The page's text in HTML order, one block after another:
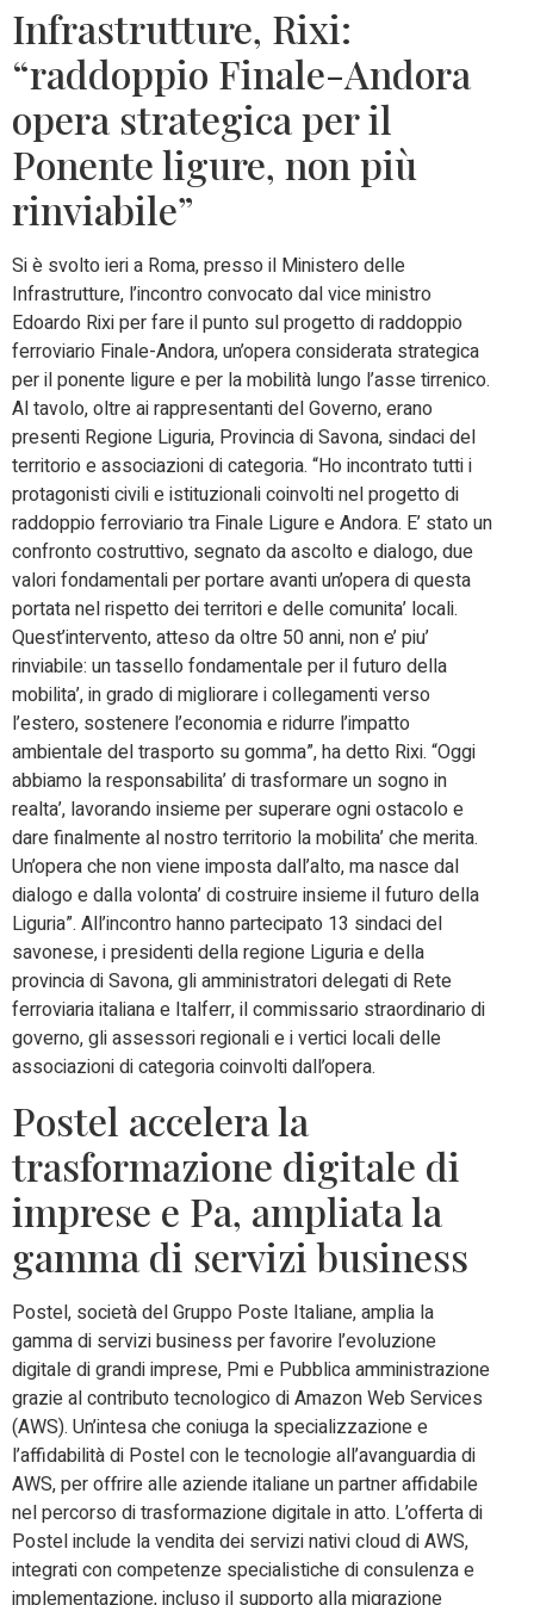
Infrastrutture, Rixi:
“raddoppio Finale-Andora
opera strategica per il
Ponente ligure, non più
rinviabile”
Si è svolto ieri a Roma, presso il Ministero delle
Infrastrutture, l’incontro convocato dal vice ministro
Edoardo Rixi per fare il punto sul progetto di raddoppio
ferroviario Finale-Andora, un’opera considerata strategica
per il ponente ligure e per la mobilità lungo l’asse tirrenico.
Al tavolo, oltre ai rappresentanti del Governo, erano
presenti Regione Liguria, Provincia di Savona, sindaci del
territorio e associazioni di categoria. “Ho incontrato tutti i
protagonisti civili e istituzionali coinvolti nel progetto di
raddoppio ferroviario tra Finale Ligure e Andora. E’ stato un
confronto costruttivo, segnato da ascolto e dialogo, due
valori fondamentali per portare avanti un’opera di questa
portata nel rispetto dei territori e delle comunita’ locali.
Quest’intervento, atteso da oltre 50 anni, non e’ piu’
rinviabile: un tassello fondamentale per il futuro della
mobilita’, in grado di migliorare i collegamenti verso
l’estero, sostenere l’economia e ridurre l’impatto
ambientale del trasporto su gomma”, ha detto Rixi. “Oggi
abbiamo la responsabilita’ di trasformare un sogno in
realta’, lavorando insieme per superare ogni ostacolo e
dare finalmente al nostro territorio la mobilita’ che merita.
Un’opera che non viene imposta dall’alto, ma nasce dal
dialogo e dalla volonta’ di costruire insieme il futuro della
Liguria”. All’incontro hanno partecipato 13 sindaci del
savonese, i presidenti della regione Liguria e della
provincia di Savona, gli amministratori delegati di Rete
ferroviaria italiana e Italferr, il commissario straordinario di
governo, gli assessori regionali e i vertici locali delle
associazioni di categoria coinvolti dall’opera.
Postel accelera la
trasformazione digitale di
imprese e Pa, ampliata la
gamma di servizi business
Postel, società del Gruppo Poste Italiane, amplia la
gamma di servizi business per favorire l’evoluzione
digitale di grandi imprese, Pmi e Pubblica amministrazione
grazie al contributo tecnologico di Amazon Web Services
(AWS). Un’intesa che coniuga la specializzazione e
l’affidabilità di Postel con le tecnologie all’avanguardia di
AWS, per offrire alle aziende italiane un partner affidabile
nel percorso di trasformazione digitale in atto. L’offerta di
Postel include la vendita dei servizi nativi cloud di AWS,
integrati con competenze specialistiche di consulenza e